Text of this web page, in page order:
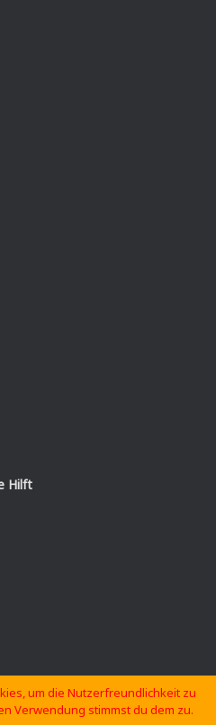
Hilft
19 um die Nutzerfreundlichkeit zu
Verwendung stimmst du dem zu.